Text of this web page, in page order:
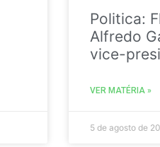
Politica:
Alfredo
vice-
VER MATÉRIA »
5 de agosto de